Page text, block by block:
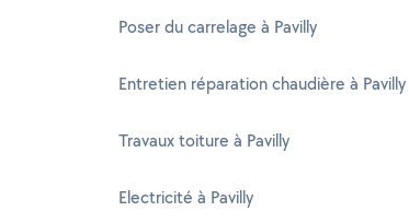
Poser du carrelage à Pavilly
Entretien réparation chaudière à Pavilly
Travaux toiture à Pavilly
Electricité à Pavilly